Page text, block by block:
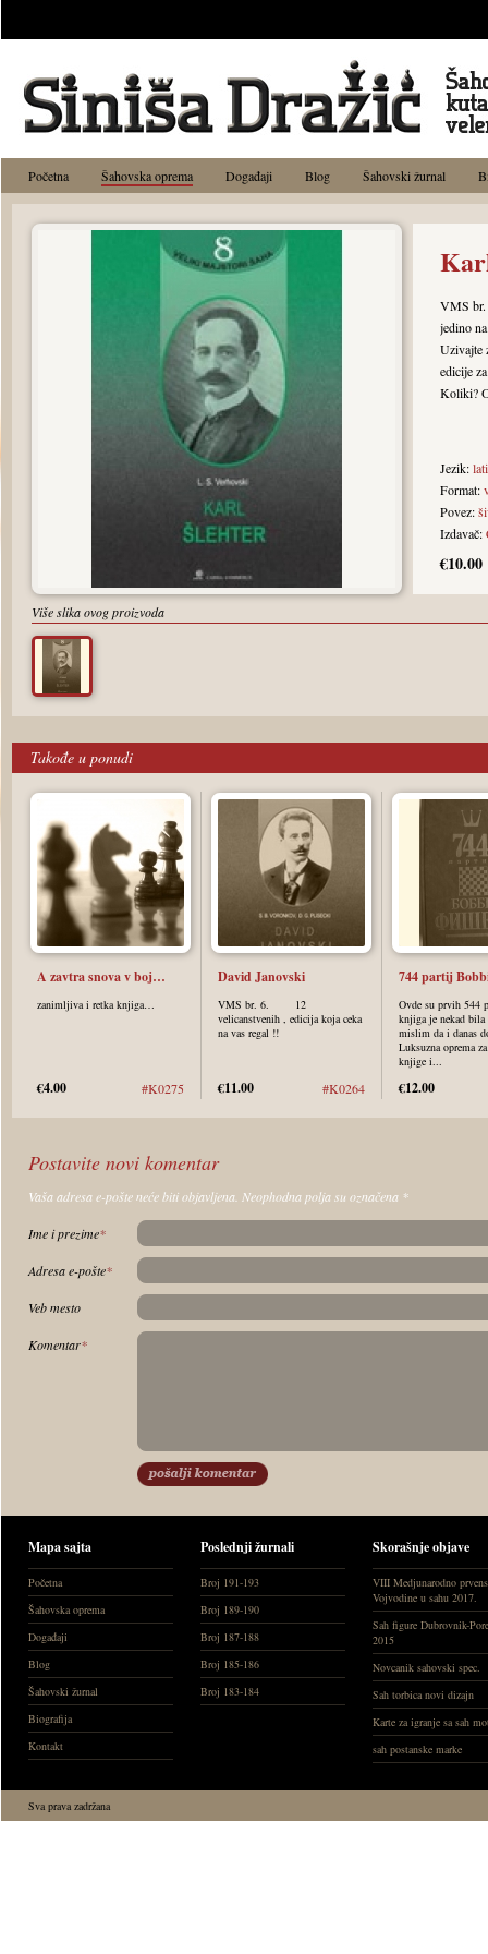
Početna Šahovska oprema Događaji Blog Šahovski žurnal
VMS br.
jedino
Uzivajte
edicije
Koliki?
Jezik:
Format:
Povez:
Izdavač:
€10.00
Više slika ovog proizvoda
Takođe u ponudi
A zavtra snova v boj…
zanimljiva i retka knjiga…
#K0275
€4.00
David Janovski
VMS br. 6. 12
velicanstvenih , edicija koja ceka
na vas regal !!
#K0264
€11.00
744 partij
Ovde su prvih 544
knjiga je nekad bila
mislim da i danas
Luksuzna oprema
knjige i...
€12.00
Postavite novi komentar
Vaša adresa e-pošte neće biti objavljena. Neophodna polja su označena *
Ime i prezime*
Adresa e-pošte*
Veb mesto
Komentar*
Mapa sajta
Početna
Šahovska oprema
Događaji
Blog
Šahovski žurnal
Biografija
Kontakt
Poslednji žurnali
Broj 191-193
Broj 189-190
Broj 187-188
Broj 185-186
Broj 183-184
Skorašnje objave
VIII Medjunarodno
Vojvodine u sahu 2017.
Sah figure Dubrovnik-
2015
Novcanik sahovski spec.
Sah torbica novi dizajn
Karte za igranje sa sah
sah postanske marke
Sva prava zadržana